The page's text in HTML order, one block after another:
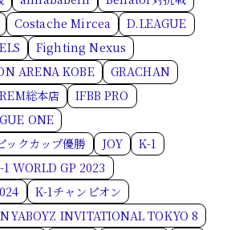
Costache Mircea
D.LEAGUE
Fighting Nexus
ARENA KOBE
GRACHAN
総本店
IFBB PRO
ONE
ックカップ優勝
JOY
K-1
1 WORLD GP 2023
K-1チャンピオン
INVITATIONAL TOKYO 8